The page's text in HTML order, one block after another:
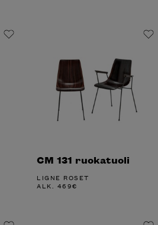
CM 131 ruokatuoli
LIGNE ROSET
ALK. 469€